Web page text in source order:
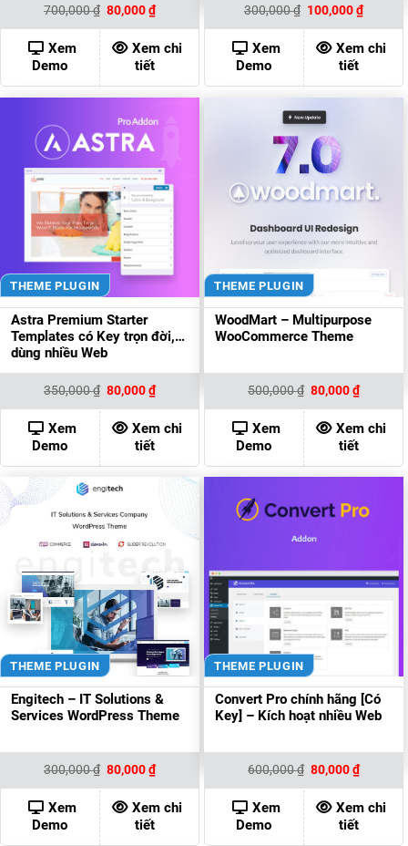
700,000₫ Giá
gốc
là:
700,000 ₫.
80,000₫Giá
hiện
tại
là:
80,000 ₫.
Xem
Demo
Xem chi
tiết
300,000₫ Giá
là:
300,000 ₫.
100,000₫Giá
hiện
tại
là:
Xem
Demo
Xem chi
tiết
THEME PLUGIN
Astra Premium Starter
Templates có Key trọn đời,
dùng nhiều Web
350,000₫ Giá
gốc
là:
350,000 ₫.
80,000₫Giá
hiện
tại
là:
80,000 ₫.
Xem
Demo
Xem chi
tiết
THEME PLUGIN
WoodMart – Multipurpose
WooCommerce Theme
500,000₫ Giá
gốc
là:
500,000 ₫.
80,000₫Giá
hiện
tại
là:
80,000
Xem
Demo
Xem chi
tiết
THEME PLUGIN
Engitech – IT Solutions &
Services WordPress Theme
300,000₫ Giá
gốc
là:
300,000 ₫.
80,000₫Giá
hiện
tại
là:
80,000 ₫.
Xem
Demo
Xem chi
tiết
THEME PLUGIN
Convert Pro chính hãng [Có
Key] – Kích hoạt nhiều Web
600,000₫ Giá
gốc
là:
600,000 ₫.
80,000₫Giá
hiện
tại
là:
80,000
Xem
Demo
Xem chi
tiết